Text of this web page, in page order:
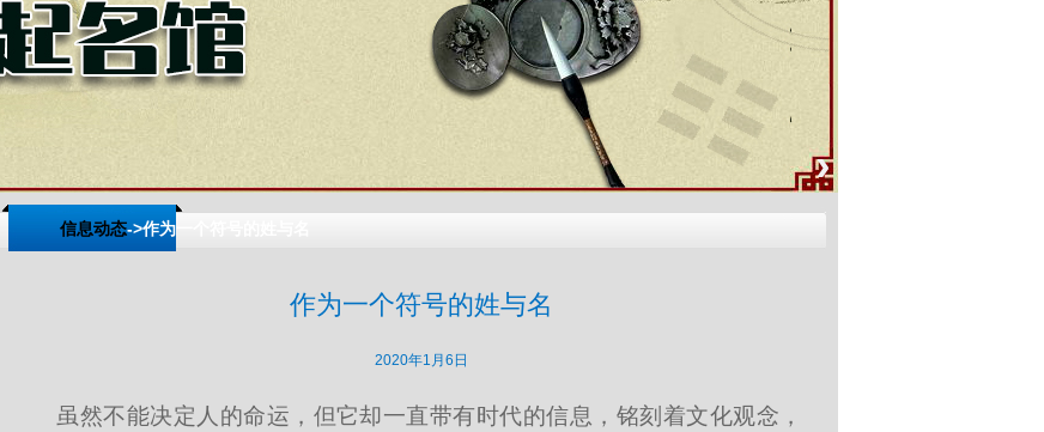
›
信息动态->作为一个符号的姓与名
作为一个符号的姓与名
2020年1月6日
虽然不能决定人的命运，但它却一直带有时代的信息，铭刻着文化观念，